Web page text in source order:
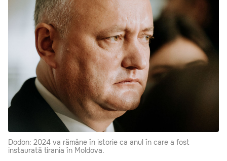
Dodon: 2024 va rămâne în istorie ca anul în care a fost
instaurată tirania în Moldova.